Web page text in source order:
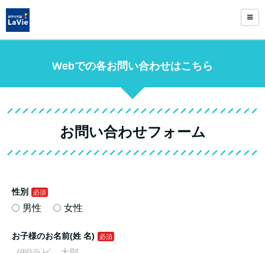
Webでの各お問い合わせはこちら
お問い合わせフォーム
性別
男性 女性
お子様のお名前(姓 名)